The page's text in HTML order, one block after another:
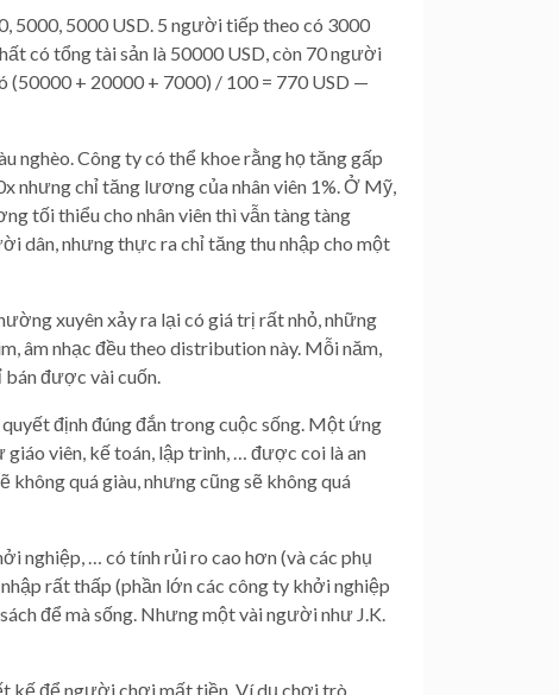
5000, 5000 USD. 5 người tiếp theo có 3000
có tổng tài sản là 50000 USD, còn 70 người
(50000 + 20000 + 7000) / 100 = 770 USD —
nghèo. Công ty có thể khoe rằng họ tăng gấp
nhưng chỉ tăng lương của nhân viên 1%. Ở Mỹ,
tối thiểu cho nhân viên thì vẫn tàng tàng
dân, nhưng thực ra chỉ tăng thu nhập cho một
xuyên xảy ra lại có giá trị rất nhỏ, những
âm nhạc đều theo distribution này. Mỗi năm,
bán được vài cuốn.
định đúng đắn trong cuộc sống. Một ứng
viên, kế toán, lập trình, … được coi là an
quá giàu, nhưng cũng sẽ không quá
nghiệp, … có tính rủi ro cao hơn (và các phụ
rất thấp (phần lớn các công ty khởi nghiệp
để mà sống. Nhưng một vài người như J.K.
kế để người chơi mất tiền. Ví dụ chơi trò